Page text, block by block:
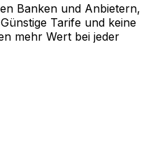
Banken und Anbietern,
Tarife und keine
mehr Wert bei jeder